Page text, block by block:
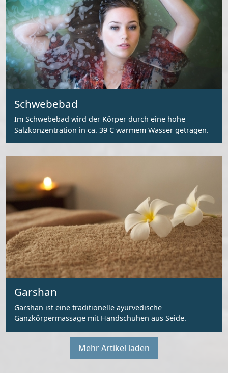
Schwebebad
Im Schwebebad wird der Körper durch eine hohe
Salzkonzentration in ca. 39 C warmem Wasser getragen.
Garshan
Garshan ist eine traditionelle ayurvedische
Ganzkörpermassage mit Handschuhen aus Seide.
Mehr Artikel laden